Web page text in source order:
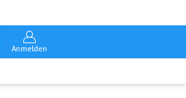
Anmelden